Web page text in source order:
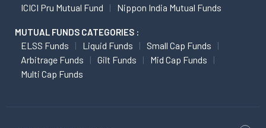
ICICI Pru Mutual Fund
Nippon India Mutual Funds
MUTUAL FUNDS CATEGORIES :
ELSS Funds Liquid Funds
Small Cap Funds
Arbitrage Funds
Gilt Funds
Mid Cap Funds
Multi Cap Funds